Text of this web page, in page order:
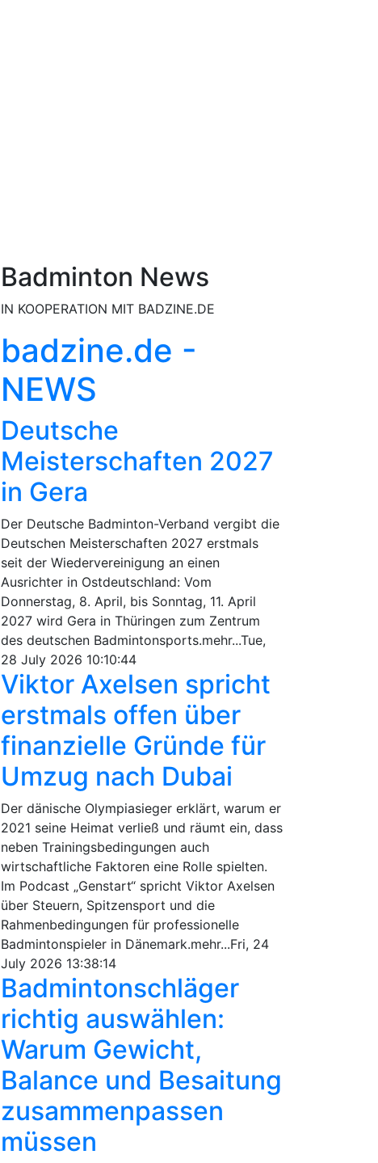
Badminton News
IN KOOPERATION MIT BADZINE.DE
badzine.de -
NEWS
Deutsche
Meisterschaften 2027
in Gera
Der Deutsche Badminton-Verband vergibt die
Deutschen Meisterschaften 2027 erstmals
seit der Wiedervereinigung an einen
Ausrichter in Ostdeutschland: Vom
Donnerstag, 8. April, bis Sonntag, 11. April
2027 wird Gera in Thüringen zum Zentrum
des deutschen Badmintonsports.mehr...Tue,
28 July 2026 10:10:44
Viktor Axelsen spricht
erstmals offen über
finanzielle Gründe für
Umzug nach Dubai
Der dänische Olympiasieger erklärt, warum er
2021 seine Heimat verließ und räumt ein, dass
neben Trainingsbedingungen auch
wirtschaftliche Faktoren eine Rolle spielten.
Im Podcast „Genstart“ spricht Viktor Axelsen
über Steuern, Spitzensport und die
Rahmenbedingungen für professionelle
Badmintonspieler in Dänemark.mehr...Fri, 24
July 2026 13:38:14
Badmintonschläger
richtig auswählen:
Warum Gewicht,
Balance und Besaitung
zusammenpassen
müssen